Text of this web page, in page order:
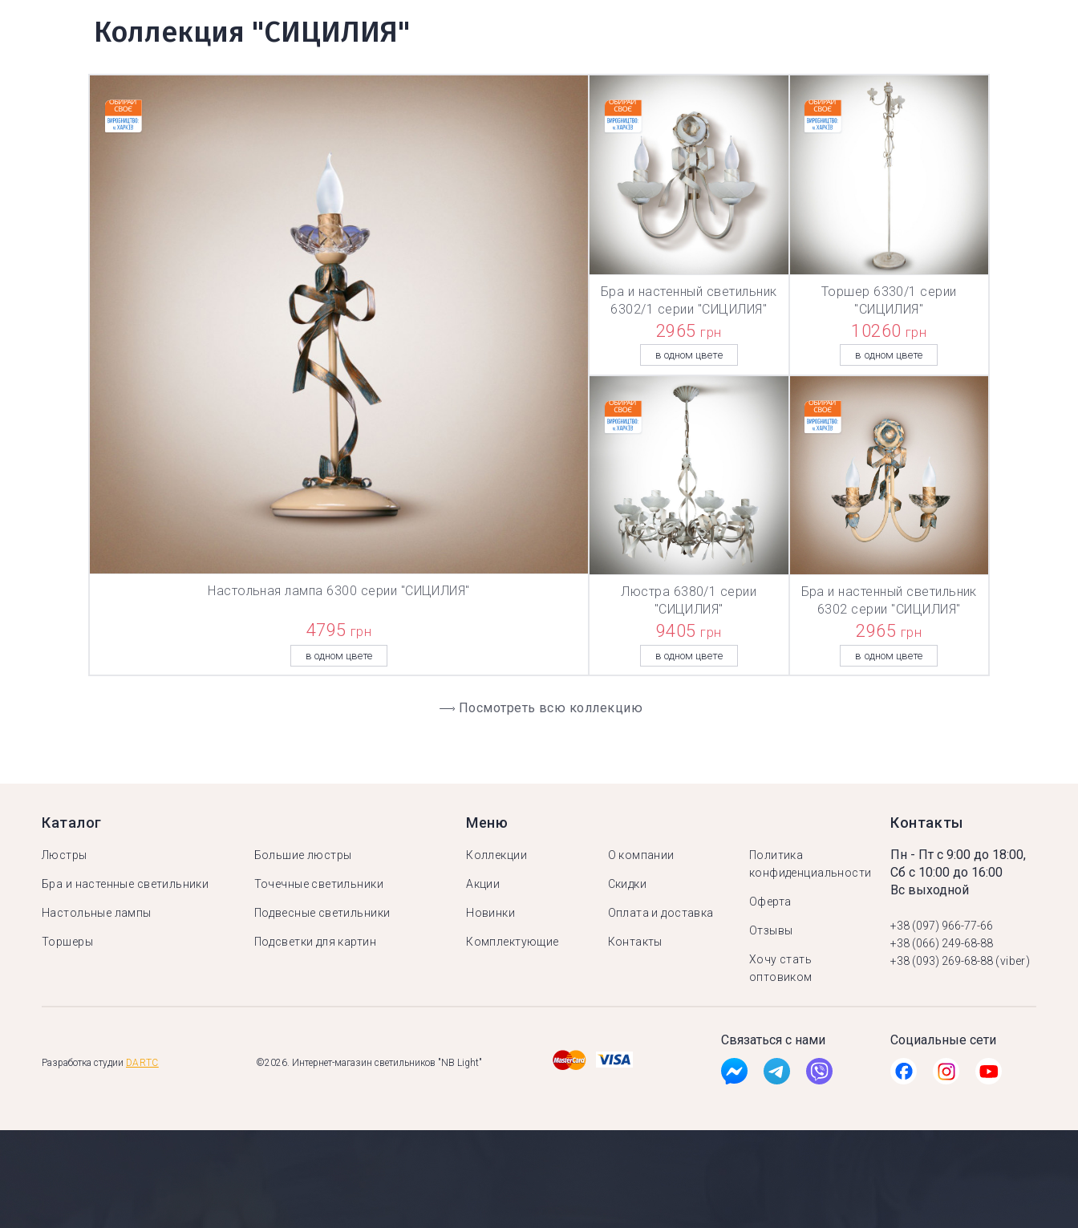
Коллекция "СИЦИЛИЯ"
ТОВАР ДОБАВЛЕН В КОРЗИНУ
В КОРЗИНУ
Настольная лампа 6300 серии "СИЦИЛИЯ"
4795 грн
в одном цвете
ТОВАР ДОБАВЛЕН В КОРЗИНУ
В КОРЗИНУ
Бра и настенный светильник
6302/1 серии "СИЦИЛИЯ"
2965 грн
в одном цвете
В КОРЗИНУ
Торшер 6330/1 серии
"СИЦИЛИЯ"
10260 грн
в одном цвете
ТОВАР ДОБАВЛЕН В КОРЗИНУ
В КОРЗИНУ
Люстра 6380/1 серии
"СИЦИЛИЯ"
9405 грн
в одном цвете
В КОРЗИНУ
Бра и настенный светильник
6302 серии "СИЦИЛИЯ"
2965 грн
в одном цвете
Посмотреть всю коллекцию
Каталог
Люстры
Бра и настенные светильники
Настольные лампы
Торшеры
Большие люстры
Точечные светильники
Подвесные светильники
Подсветки для картин
Меню
Коллекции
Акции
Новинки
Комплектующие
О компании
Скидки
Оплата и доставка
Контакты
Политика
конфиденциальности
Оферта
Отзывы
Хочу стать
оптовиком
Контакты
Пн - Пт с 9:00 до 18:00,
Сб с 10:00 до 16:00
Вс выходной
+38 (097) 966-77-66
+38 (066) 249-68-88
+38 (093) 269-68-88 (viber)
Разработка студии DARTC ©2026. Интернет-магазин светильников "NB Light"
Связаться с нами Социальные сети